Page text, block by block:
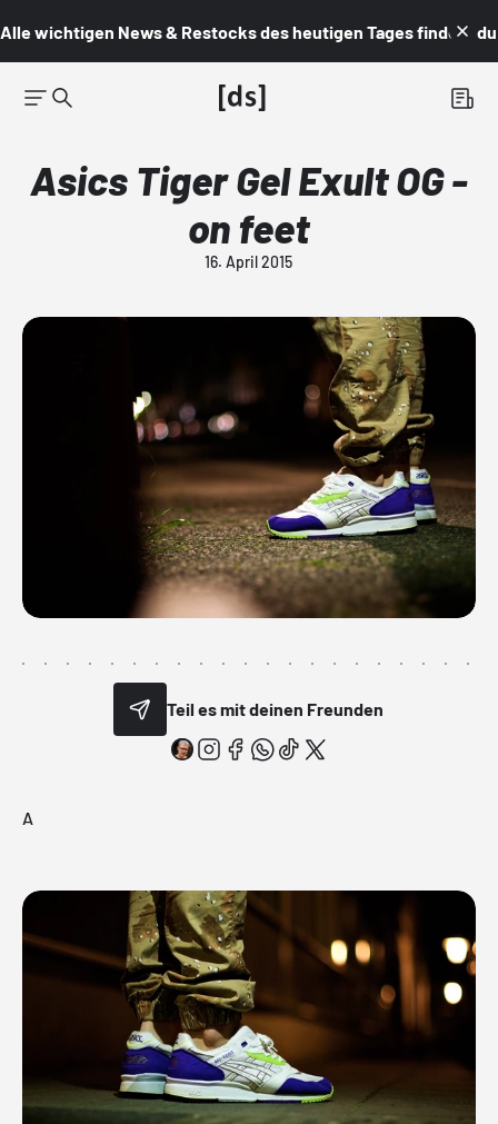
Alle wichtigen News & Restocks des heutigen Tages findest du
Asics Tiger Gel Exult OG -
on feet
16. April 2015
Teil es mit deinen Freunden
A